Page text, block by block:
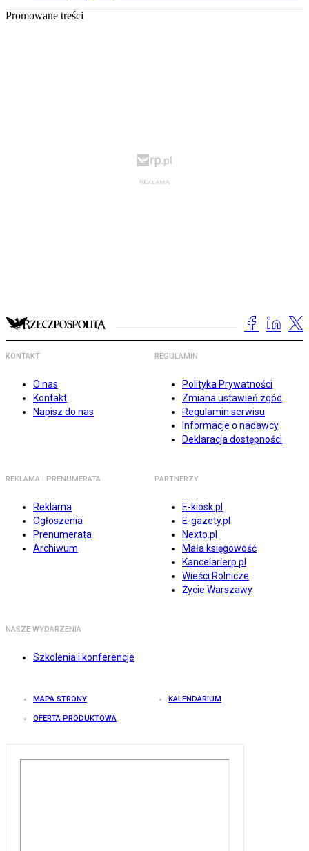
Promowane treści
KONTAKT
O nas
Kontakt
Napisz do nas
REGULAMIN
Polityka Prywatności
Zmiana ustawień zgód
Regulamin serwisu
Informacje o nadawcy
Deklaracja dostępności
REKLAMA I PRENUMERATA
Reklama
Ogłoszenia
Prenumerata
Archiwum
PARTNERZY
E-kiosk.pl
E-gazety.pl
Nexto.pl
Mała księgowość
Kancelarierp.pl
Wieści Rolnicze
Życie Warszawy
NASZE WYDARZENIA
Szkolenia i konferencje
MAPA STRONY KALENDARIUM
OFERTA PRODUKTOWA